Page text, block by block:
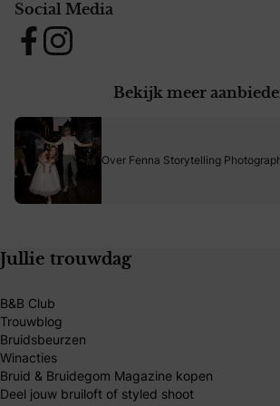
Social Media
Facebook
Instagram
Bekijk meer
Over Fenna Storytelling
Jullie trouwdag
B&B Club
Trouwblog
Bruidsbeurzen
Winacties
Bruid & Bruidegom Magazine kopen
Deel jouw bruiloft of styled shoot